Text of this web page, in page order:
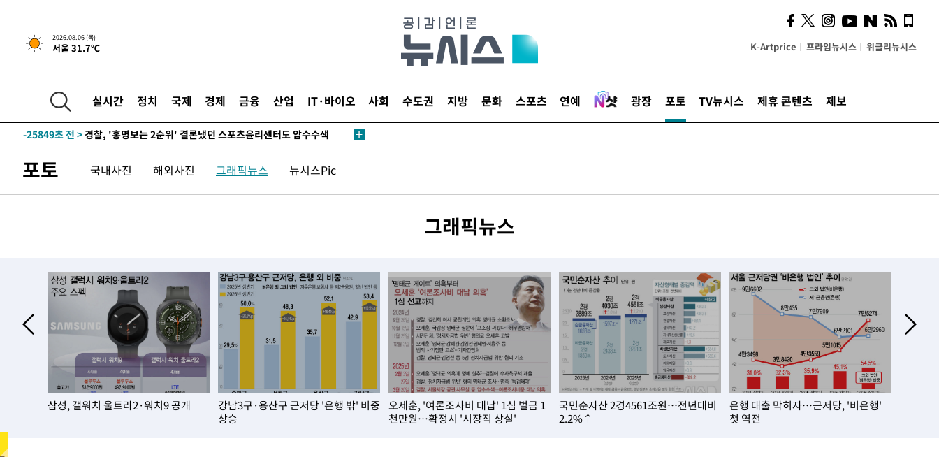
2026.08.06 (목)
서울 31.7℃ K-Artprice 프라임뉴시스 위클리뉴시스
실시간 정치 국제 경제 금융 산업 IT·바이오 사회 수도권 지방 문화 스포츠 연예 광장 포토 TV뉴시스 제휴 콘텐츠 제보
2시간 전 >내일까지 39도 '펄펄'…기상청 "태풍 지나며 폭염 잠시 꺾인다"
-28371초 전 >
[속보] 뉴욕증시, 혼조 출발…나스닥 0.3%↓, 다우 0.14%↑
-27164초 전 >
-25849초 전 >경찰, '홍명보는 2순위' 결론냈던 스포츠윤리센터도 압수수색
화"
-11193초 전 >
日방위성, 北이 동해로 쏜 발사체는 탄도미사일 가능성
-9623초 전 >[속보] SKT, 에이닷 서비스 장애 발생…"원인 파악 중"
-8046초 전 >"韓 외환시장 개입 관측 배경엔 美의 대한국 무역적자 있어"
-7873초 전 >'월드컵 탈락 후폭풍' 축구협회…초유의 압수수색에 '충격·당황'
-7713초 전 >
서울 낮 37.9도, 올여름 최고치 경신…영등포 순간 '40도'
-7275초 전 >[속보]종합특검, 대검 추가 압수수색…내란 중요임무종사 혐의
[속보]코스닥, 800p 회복…0.26% 오른 801.67 마감
-3300초 전 > [속보]코스피, 301.88포인트(4.58%) 내린 6296.38 마감
-3165초 전 >
[속보]원·달러 환율, 0.7원 내린 1423.8원 마감
-764초 전 > "여기 떨어졌다"…다누리, 스페이스X 로켓 달 충돌 흔적 포착
손흥민, 5경기 연속골 실패…LAFC는 승부차기 끝 과달라하라 격파
포토 국내사진 해외사진 그래픽뉴스 뉴시스Pic
그래픽뉴스
삼성, 갤워치 울트라2·워치9 공개
강남3구·용산구 근저당 '은행 밖' 비중
상승
오세훈, '여론조사비 대납' 1심 벌금 1
천만원…확정시 '시장직 상실'
국민순자산 2경4561조원…전년대비
2.2%↑
은행 대출 막히자…근저당, '비은행'
첫 역전